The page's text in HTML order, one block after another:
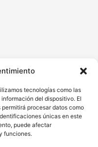
tecnologías como las
del dispositivo. El
procesar datos como
únicas en este
puede afectar
funciones.